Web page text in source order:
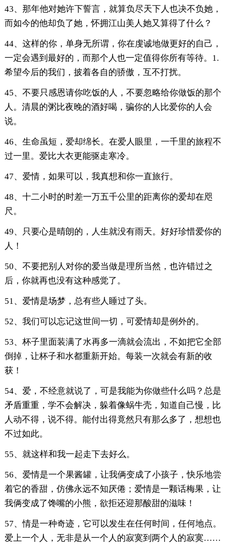
43、那年他对她许下誓言，就算负尽天下人也决不负她，
而如今的他却负了她，怀拥江山美人她又算得了什么？
44、这样的你，单身无所谓，你在虔诚地做更好的自己，
一定会遇到最好的，而那个人也一定值得你所有等待。1.
希望今后的我们，披着各自的骄傲，互不打扰。
45、不要只感恩请你吃饭的人，不要忽略给你做饭的那个
人。清晨的粥比夜晚的酒好喝，骗你的人比爱你的人会
说。
46、生命虽短，爱却绵长。在爱人眼里，一千里的旅程不
过一里。爱比大衣更能驱走寒冷。
47、爱情，如果可以，我真想和你一直旅行。
48、十二小时的时差一万五千公里的距离你的爱却在咫
尺。
49、只要心是晴朗的，人生就没有雨天。好好珍惜爱你的
人！
50、不要把别人对你的爱当做是理所当然，也许错过之
后，你就再也没有这种感觉了。
51、爱情是场梦，总有些人睡过了头。
52、我们可以忘记这世间一切，可爱情却是例外的。
53、杯子里面装满了水再多一滴就会流出，不如把它全部
倒掉，让杯子和水都重新开始。每装一次就会有新的收
获！
54、爱，不经意就说了，可是我能为你做些什么吗？总是
矛盾重重，学不会解决，躲着像蜗牛壳，知道自己慢，比
人动不得，说不得。能付出得竟然只有那么多了，想想也
不过如此。
55、就这样和我一起走下去好么。
56、爱情是一个果酱罐，让我俩变成了小孩子，快乐地尝
着它的香甜，仿佛永远不知厌倦；爱情是一颗话梅果，让
我俩变成了馋嘴的小熊，欲拒还迎那酸甜的滋味！
57、情是一种奇迹，它可以发生在任何时间，任何地点。
爱上一个人，无非是从一个人的寂寞到两个人的寂寞……